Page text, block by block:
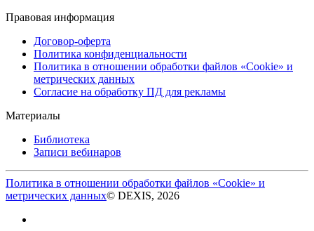
Правовая информация
Договор-оферта
Политика конфиденциальности
Политика в отношении обработки файлов «Cookie» и
метрических данных
Согласие на обработку ПД для рекламы
Материалы
Библиотека
Записи вебинаров
Политика в отношении обработки файлов «Cookie» и
метрических данных© DEXIS, 2026